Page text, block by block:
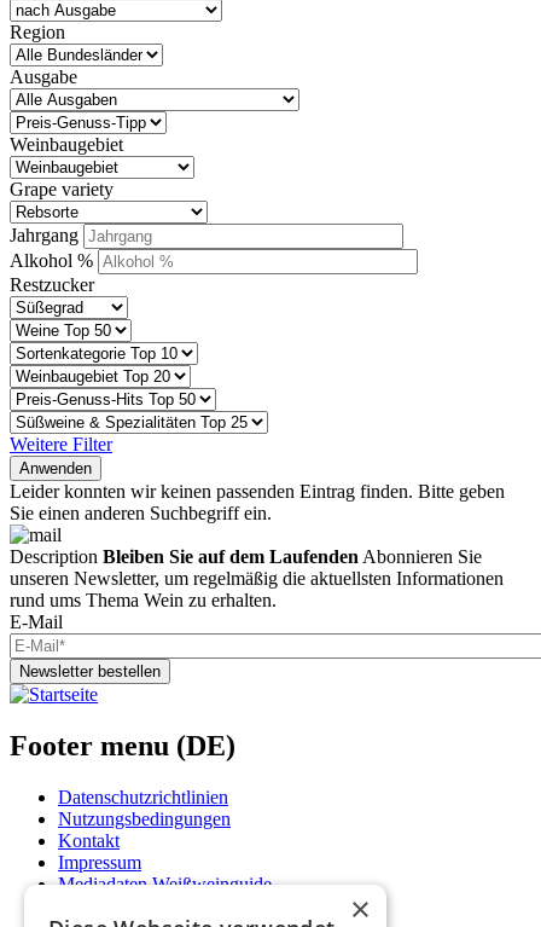
Region
Ausgabe
Weinbaugebiet
Grape variety
Jahrgang
Alkohol %
Restzucker
Weitere Filter
Anwenden
Leider konnten wir keinen passenden Eintrag finden. Bitte geben
Sie einen anderen Suchbegriff ein.
Description Bleiben Sie auf dem Laufenden Abonnieren Sie
unseren Newsletter, um regelmäßig die aktuellsten Informationen
rund ums Thema Wein zu erhalten.
E-Mail
Newsletter bestellen
Footer menu (DE)
Datenschutzrichtlinien
Nutzungsbedingungen
Kontakt
Impressum
Mediadaten Weißweinguide
×